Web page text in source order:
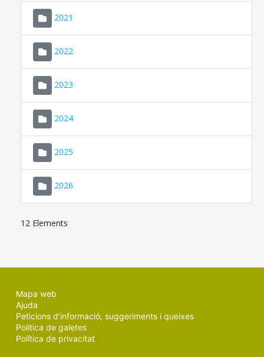
2021
2022
2023
2024
2025
2026
12 Elements
Mapa web
Ajuda
Peticions d'informació, suggeriments i queixes
Política de galetes
Política de privacitat